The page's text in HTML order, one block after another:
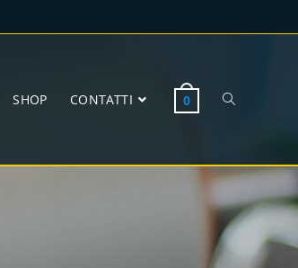
SHOP CONTATTI 0